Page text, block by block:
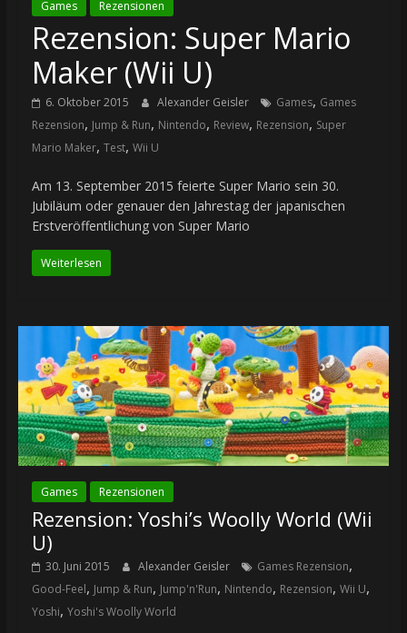
Games Rezensionen
Rezension: Super Mario
Maker (Wii U)
6. Oktober 2015 Alexander Geisler Games, Games
Rezension, Jump & Run, Nintendo, Review, Rezension, Super
Mario Maker, Test, Wii U
Am 13. September 2015 feierte Super Mario sein 30.
Jubiläum oder genauer den Jahrestag der japanischen
Erstveröffentlichung von Super Mario
Weiterlesen
Games Rezensionen
Rezension: Yoshi’s Woolly World (Wii
U)
30. Juni 2015 Alexander Geisler Games Rezension,
Good-Feel, Jump & Run, Jump'n'Run, Nintendo, Rezension, Wii U,
Yoshi, Yoshi's Woolly World